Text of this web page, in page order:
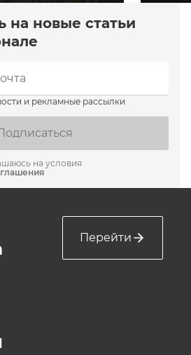
на новые статьи
и рекламные рассылки
на условия
Перейти